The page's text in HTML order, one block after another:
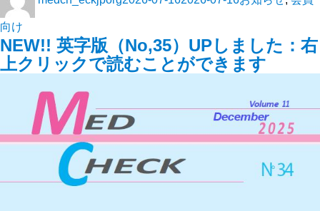
向け
NEW!! 英字版（No,35）UPしました：右
上クリックで読むことができます